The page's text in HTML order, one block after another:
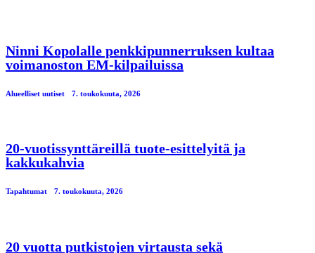
Ninni Kopolalle penkkipunnerruksen kultaa
voimanoston EM-kilpailuissa
Alueelliset uutiset 7. toukokuuta, 2026
20-vuotissynttäreillä tuote-esittelyitä ja
kakkukahvia
Tapahtumat 7. toukokuuta, 2026
20 vuotta putkistojen virtausta sekä